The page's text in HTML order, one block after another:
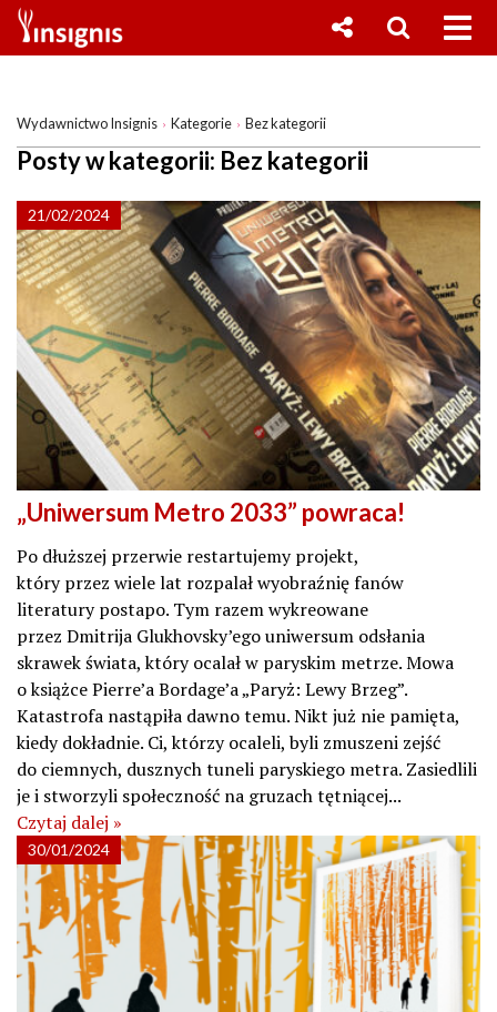
Wydawnictwo Insignis Kategorie Bez kategorii
Posty w kategorii: Bez kategorii
21/02/2024
„Uniwersum Metro 2033” powraca!
Po dłuższej przerwie restartujemy projekt,
który przez wiele lat rozpalał wyobraźnię fanów
literatury postapo. Tym razem wykreowane
przez Dmitrija Glukhovsky’ego uniwersum odsłania
skrawek świata, który ocalał w paryskim metrze. Mowa
o książce Pierre’a Bordage’a „Paryż: Lewy Brzeg”.
Katastrofa nastąpiła dawno temu. Nikt już nie pamięta,
kiedy dokładnie. Ci, którzy ocaleli, byli zmuszeni zejść
do ciemnych, dusznych tuneli paryskiego metra. Zasiedlili
je i stworzyli społeczność na gruzach tętniącej...
Czytaj dalej »
30/01/2024